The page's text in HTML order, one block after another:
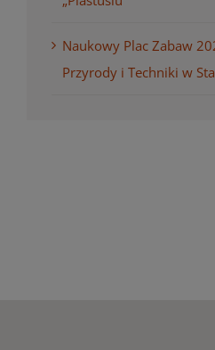
Naukowy Plac Zabaw
Przyrody i Techniki w